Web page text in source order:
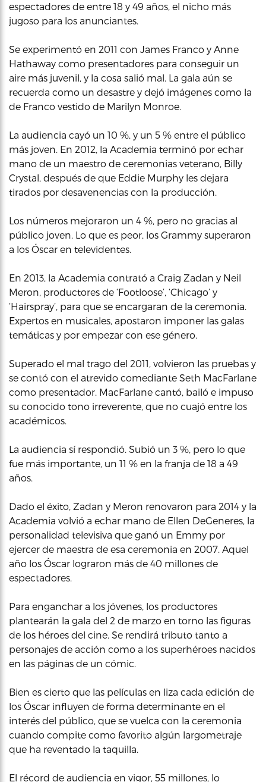
espectadores de entre 18 y 49 años, el nicho más
jugoso para los anunciantes.
Se experimentó en 2011 con James Franco y Anne
Hathaway como presentadores para conseguir un
aire más juvenil, y la cosa salió mal. La gala aún se
recuerda como un desastre y dejó imágenes como la
de Franco vestido de Marilyn Monroe.
La audiencia cayó un 10 %, y un 5 % entre el público
más joven. En 2012, la Academia terminó por echar
mano de un maestro de ceremonias veterano, Billy
Crystal, después de que Eddie Murphy les dejara
tirados por desavenencias con la producción.
Los números mejoraron un 4 %, pero no gracias al
público joven. Lo que es peor, los Grammy superaron
a los Óscar en televidentes.
En 2013, la Academia contrató a Craig Zadan y Neil
Meron, productores de ‘Footloose’, ‘Chicago’ y
‘Hairspray’, para que se encargaran de la ceremonia.
Expertos en musicales, apostaron imponer las galas
temáticas y por empezar con ese género.
Superado el mal trago del 2011, volvieron las pruebas y
se contó con el atrevido comediante Seth MacFarlane
como presentador. MacFarlane cantó, bailó e impuso
su conocido tono irreverente, que no cuajó entre los
académicos.
La audiencia sí respondió. Subió un 3 %, pero lo que
fue más importante, un 11 % en la franja de 18 a 49
años.
Dado el éxito, Zadan y Meron renovaron para 2014 y la
Academia volvió a echar mano de Ellen DeGeneres, la
personalidad televisiva que ganó un Emmy por
ejercer de maestra de esa ceremonia en 2007. Aquel
año los Óscar lograron más de 40 millones de
espectadores.
Para enganchar a los jóvenes, los productores
plantearán la gala del 2 de marzo en torno las figuras
de los héroes del cine. Se rendirá tributo tanto a
personajes de acción como a los superhéroes nacidos
en las páginas de un cómic.
Bien es cierto que las películas en liza cada edición de
los Óscar influyen de forma determinante en el
interés del público, que se vuelca con la ceremonia
cuando compite como favorito algún largometraje
que ha reventado la taquilla.
El récord de audiencia en vigor, 55 millones, lo